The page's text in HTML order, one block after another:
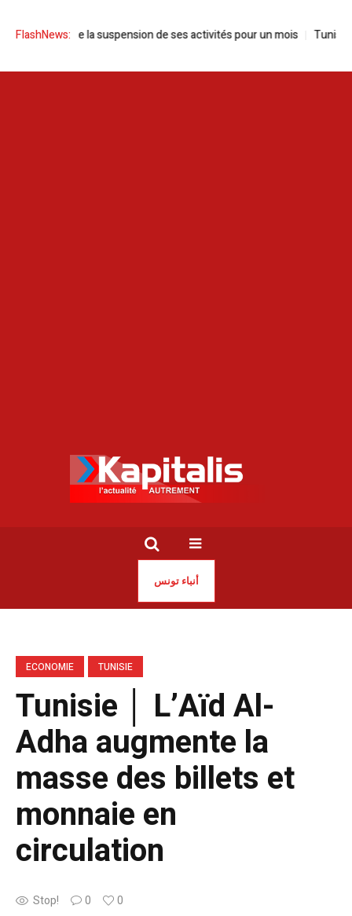
FlashNews:
annonce la suspension de ses activités pour un mois Tunisie |
أنباء تونس
ECONOMIE TUNISIE
Tunisie │ L’Aïd Al-
Adha augmente la
masse des billets et
monnaie en
circulation
Stop! 0 0